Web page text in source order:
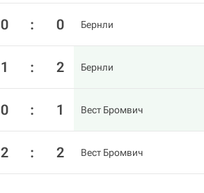
0 : 0 Бернли
1 : 2 Бернли
0 : 1 Вест Бромвич
2 : 2 Вест Бромвич